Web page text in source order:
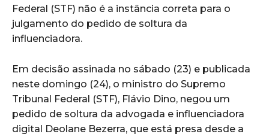
Federal (STF) não é a instância correta para o
julgamento do pedido de soltura da
influenciadora.
Em decisão assinada no sábado (23) e publicada
neste domingo (24), o ministro do Supremo
Tribunal Federal (STF), Flávio Dino, negou um
pedido de soltura da advogada e influenciadora
digital Deolane Bezerra, que está presa desde a